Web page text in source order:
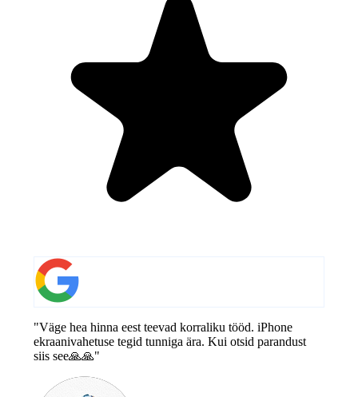
"Väge hea hinna eest teevad korraliku tööd. iPhone
ekraanivahetuse tegid tunniga ära. Kui otsid parandust
siis see🙏🙏"